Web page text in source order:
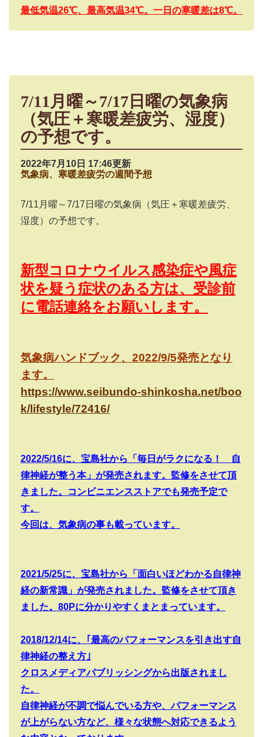
最低気温26℃、最高気温34℃。一日の寒暖差は8℃。
7/11月曜～7/17日曜の気象病
（気圧＋寒暖差疲労、湿度）
の予想です。
2022年7月10日 17:46更新
気象病、寒暖差疲労の週間予想
7/11 月曜～7/17 日曜の気象病（気圧＋寒暖差疲労、
湿度）の予想です。
新型コロナウイルス感染症や風症
状を疑う症状のある方は、受診前
に電話連絡をお願いします。
気象病ハンドブック、 2022/9/5発売となり
ます。
https://www.seibundo-shinkosha.net/boo
k/lifestyle/72416/
2022/5/16に、宝島社から「毎日がラクになる！ 自
律神経が整う本」が発売されます。監修をさせて頂
きました。コンビニエンスストアでも発売予定で
す。
今回は、気象病の事も載っています。
2021/5/25に、宝島社から「面白いほどわかる自律神
経の新常識」が発売されました。監修をさせて頂き
ました。 80Pに分かりやすくまとまっています。
2018/12/14に、｢最高のパフォーマンスを引き出す自
律神経の整え方｣
クロスメディアパブリッシングから出版されまし
た。
自律神経が不調で悩んでいる方や、パフォーマンス
が上がらない方など、様々な状態へ対応できるよう